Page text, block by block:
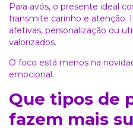
Para avós, o presente ideal
transmite carinho e atenção.
afetivas, personalização ou
valorizados.
O foco está menos na
emocional.
Que tipos de
fazem mais